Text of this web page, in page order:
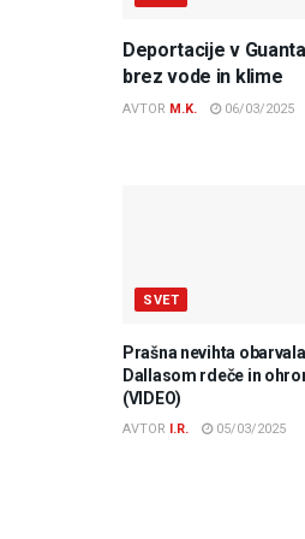
Deportacije v
brez vode in klime
AVTOR M.K. 06/03/2025
SVET
Prašna nevihta
Dallasom rdeče in
(VIDEO)
AVTOR I.R. 05/03/2025